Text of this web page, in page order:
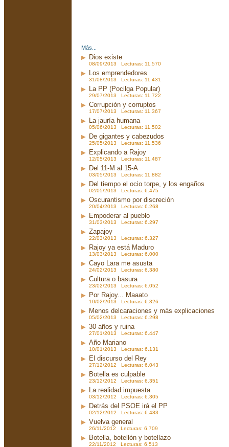
Más...
Dios existe
08/09/2013 Lecturas: 11.570
Los emprendedores
31/08/2013 Lecturas: 11.431
La PP (Pocilga Popular)
29/07/2013 Lecturas: 11.722
Corrupción y corruptos
17/07/2013 Lecturas: 11.367
La jauría humana
05/06/2013 Lecturas: 11.502
De gigantes y cabezudos
25/05/2013 Lecturas: 11.536
Explicando a Rajoy
12/05/2013 Lecturas: 11.487
Del 11-M al 15-A
03/05/2013 Lecturas: 11.882
Del tiempo el ocio torpe, y los engaños
02/05/2013 Lecturas: 6.475
Oscurantismo por discreción
20/04/2013 Lecturas: 6.268
Empoderar al pueblo
31/03/2013 Lecturas: 6.297
Zapajoy
22/03/2013 Lecturas: 6.327
Rajoy ya está Maduro
13/03/2013 Lecturas: 6.000
Cayo Lara me asusta
24/02/2013 Lecturas: 6.380
Cultura o basura
23/02/2013 Lecturas: 6.052
Por Rajoy... Maaato
10/02/2013 Lecturas: 6.326
Menos delcaraciones y más explicaciones
05/02/2013 Lecturas: 6.298
30 años y ruina
27/01/2013 Lecturas: 6.447
Año Mariano
10/01/2013 Lecturas: 6.131
El discurso del Rey
27/12/2012 Lecturas: 6.043
Botella es culpable
23/12/2012 Lecturas: 6.351
La realidad impuesta
03/12/2012 Lecturas: 6.305
Detrás del PSOE irá el PP
02/12/2012 Lecturas: 6.483
Vuelva general
26/11/2012 Lecturas: 6.709
Botella, botellón y botellazo
22/11/2012 Lecturas: 6.513